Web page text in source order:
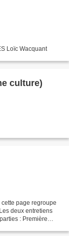
Loïc Wacquant
culture)
page regroupe
deux entretiens
: Première